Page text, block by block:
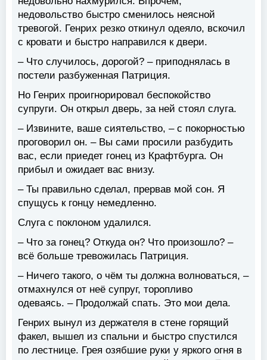
недовольство быстро сменилось неясной
тревогой. Генрих резко откинул одеяло, вскочил
с кровати и быстро направился к двери.
– Что случилось, дорогой? – приподнялась в
постели разбуженная Патриция.
Но Генрих проигнорировал беспокойство
супруги. Он открыл дверь, за ней стоял слуга.
– Извините, ваше сиятельство, – с покорностью
проговорил он. – Вы сами просили разбудить
вас, если приедет гонец из Крафтбурга. Он
прибыл и ожидает вас внизу.
– Ты правильно сделал, прервав мой сон. Я
спущусь к гонцу немедленно.
Слуга с поклоном удалился.
– Что за гонец? Откуда он? Что произошло? –
всё больше тревожилась Патриция.
– Ничего такого, о чём ты должна волноваться, –
отмахнулся от неё супруг, торопливо
одеваясь. – Продолжай спать. Это мои дела.
Генрих вынул из держателя в стене горящий
факел, вышел из спальни и быстро спустился
по лестнице. Грея озябшие руки у яркого огня в